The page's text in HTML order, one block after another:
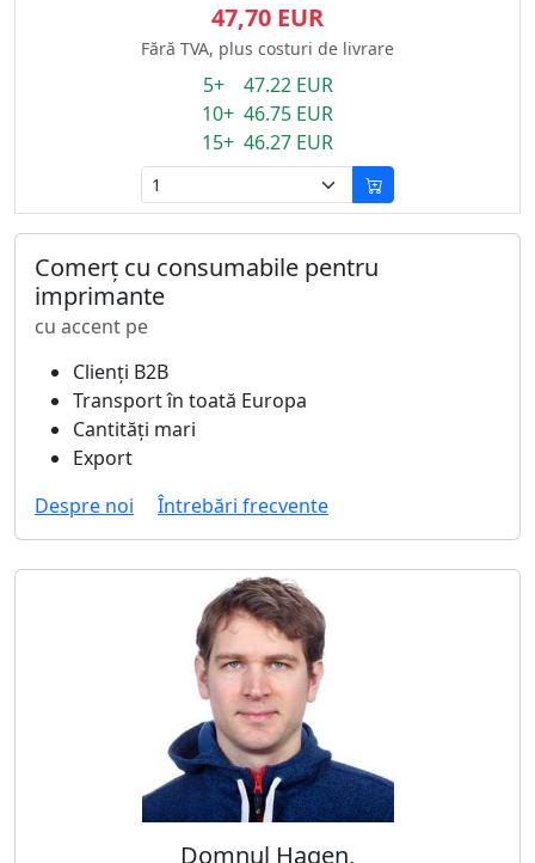
47,70 EUR
Fără TVA, plus costuri de livrare
5+ 47.22 EUR
10+ 46.75 EUR
15+ 46.27 EUR
Comerț cu consumabile pentru
imprimante
cu accent pe
Clienți B2B
Transport în toată Europa
Cantități mari
Export
Despre noi
Întrebări frecvente
Domnul Hagen,